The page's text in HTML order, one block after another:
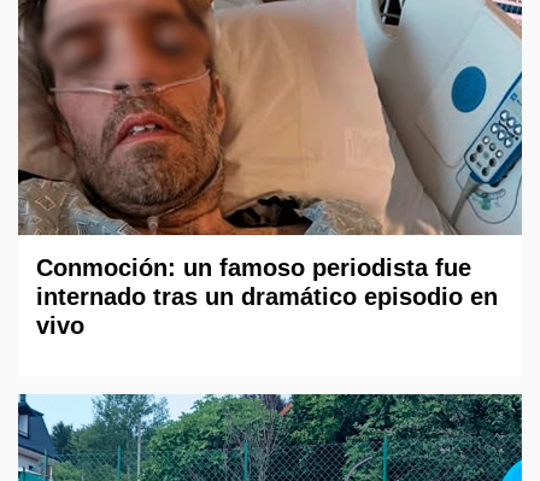
Conmoción: un famoso periodista fue
internado tras un dramático episodio en
vivo